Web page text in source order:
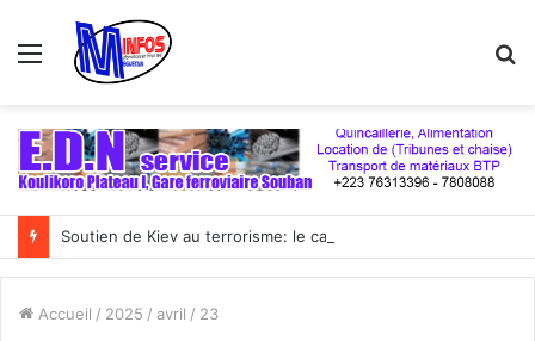
Menu
Accueil / 2025 / avril / 23